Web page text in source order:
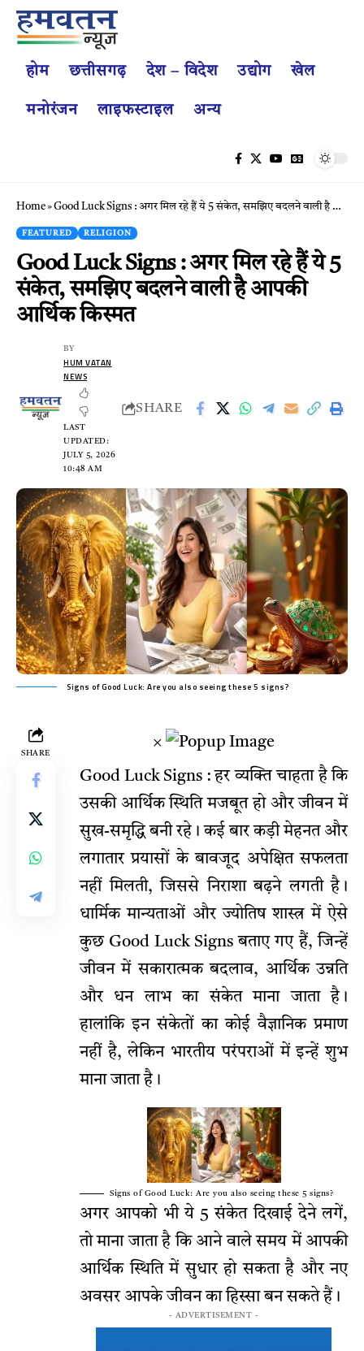
होम छत्तीसगढ़ देश – विदेश उद्योग खेल
मनोरंजन लाइफस्टाइल अन्य
Home»Good Luck Signs : अगर मिल रहे हैं ये 5 संकेत, समझिए बदलने वाली है आपकी आर्थिक किस्मत
FEATURED RELIGION
Good Luck Signs : अगर मिल रहे हैं ये 5
संकेत, समझिए बदलने वाली है आपकी
आर्थिक किस्मत
LAST
UPDATED:
JULY 5, 2026
10:48 AM
BY
HUM VATAN
NEWS
SHARE
Signs of Good Luck: Are you also seeing these 5 signs?
SHARE
×
Good Luck Signs : हर व्यक्ति चाहता है कि
उसकी आर्थिक स्थिति मजबूत हो और जीवन में
सुख-समृद्धि बनी रहे। कई बार कड़ी मेहनत और
लगातार प्रयासों के बावजूद अपेक्षित सफलता
नहीं मिलती, जिससे निराशा बढ़ने लगती है।
धार्मिक मान्यताओं और ज्योतिष शास्त्र में ऐसे
कुछ Good Luck Signs बताए गए हैं, जिन्हें
जीवन में सकारात्मक बदलाव, आर्थिक उन्नति
और धन लाभ का संकेत माना जाता है।
हालांकि इन संकेतों का कोई वैज्ञानिक प्रमाण
नहीं है, लेकिन भारतीय परंपराओं में इन्हें शुभ
माना जाता है।
Signs of Good Luck: Are you also seeing these 5 signs?
अगर आपको भी ये 5 संकेत दिखाई देने लगें,
तो माना जाता है कि आने वाले समय में आपकी
आर्थिक स्थिति में सुधार हो सकता है और नए
अवसर आपके जीवन का हिस्सा बन सकते हैं।
- ADVERTISEMENT -